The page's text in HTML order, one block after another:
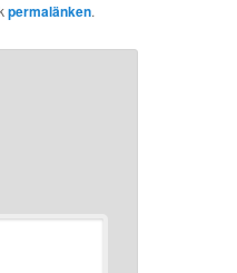
permalänken.